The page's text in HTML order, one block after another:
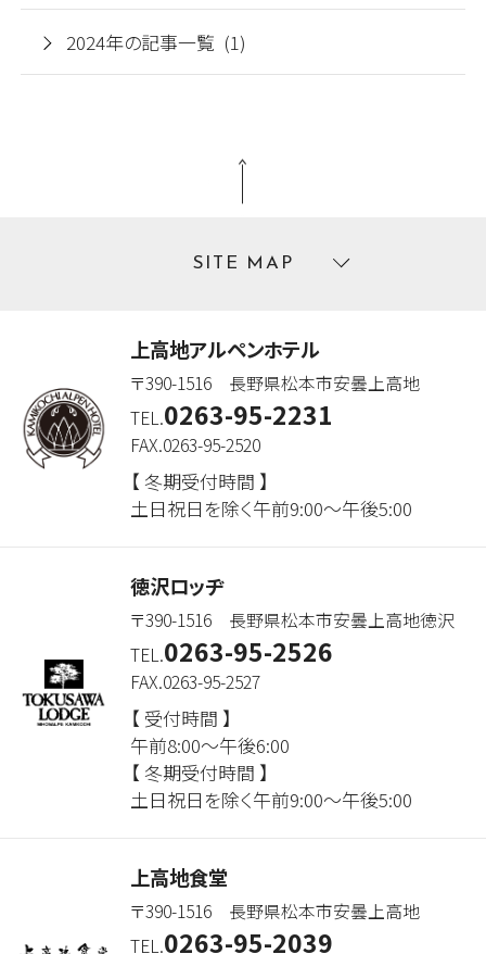
2024年の記事一覧 (1)
SITE MAP
上高地アルペンホテル
〒390-1516 長野県松本市安曇上高地
TEL.0263-95-2231
FAX.0263-95-2520
【 冬期受付時間 】
土日祝日を除く午前9:00～午後5:00
徳沢ロッヂ
〒390-1516 長野県松本市安曇上高地徳沢
TEL.0263-95-2526
FAX.0263-95-2527
【 受付時間 】
午前8:00～午後6:00
【 冬期受付時間 】
土日祝日を除く午前9:00～午後5:00
上高地食堂
〒390-1516 長野県松本市安曇上高地
TEL.0263-95-2039